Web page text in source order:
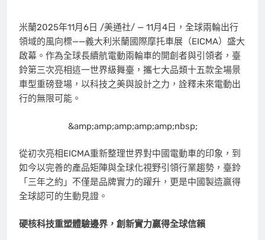
米蘭2025年11月6日 /美通社/ — 11月4日，全球兩輪出行
領域的風向標——義大利米蘭國際摩托車展（EICMA）盛大
啟幕。作為全球長續航電動兩輪車的開創者與引領者，臺
鈴第三次亮相這一世界級舞臺，攜七大品類十五款全場景
車型重磅登場，以科技之美與設計之力，詮釋未來電動出
行的無限可能。
&amp;amp;amp;amp;amp;nbsp;
從初次亮相EICMA重新整理世界對中國電動車的印象，到
如今以完善的產品矩陣與全球化視野引領行業趨勢，臺鈴
「三年之約」不僅是品牌實力的躍升，更是中國製造贏得
全球認可的生動見證。
硬核科技重塑體驗邊界，創新實力贏得全球信賴